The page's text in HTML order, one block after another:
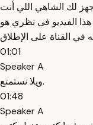
لك الشاهي اللي أنت
الفيديو في نظري هو
01:01
Speaker A
ويلا نستمتع.
01:48
Speaker A